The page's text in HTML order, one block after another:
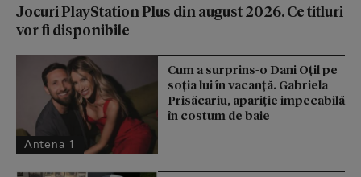
Jocuri PlayStation Plus din august 2026. Ce titluri
vor fi disponibile
Antena 1
Cum a surprins-o Dani Oțil pe
soția lui în vacanță. Gabriela
Prisăcariu, apariție impecabilă
în costum de baie